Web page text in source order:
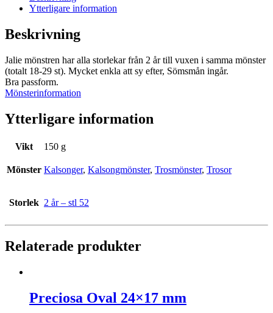
Ytterligare information
Beskrivning
Jalie mönstren har alla storlekar från 2 år till vuxen i samma mönster
(totalt 18-29 st). Mycket enkla att sy efter, Sömsmån ingår.
Bra passform.
Mönsterinformation
Ytterligare information
Vikt 150 g
Mönster Kalsonger, Kalsongmönster, Trosmönster, Trosor
Storlek 2 år – stl 52
Relaterade produkter
Preciosa Oval 24×17 mm